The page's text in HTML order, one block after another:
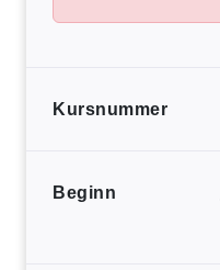
Kursnummer
Beginn